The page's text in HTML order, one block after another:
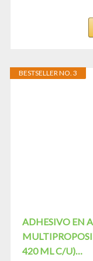
BESTSELLER NO. 3
ADHESIVO EN
420 ML C/U)…